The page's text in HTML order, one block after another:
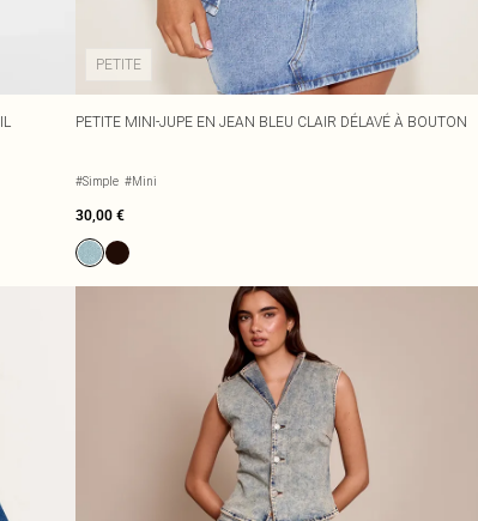
PETITE
PETITE MINI-JUPE EN JEAN BLEU CLAIR DÉLAVÉ À BOUTON
#Simple #Mini
30,00 €